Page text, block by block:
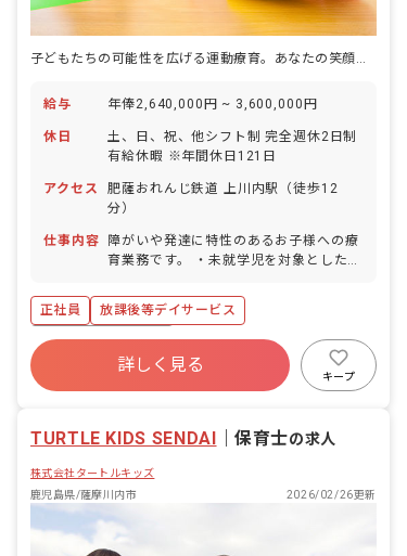
子どもたちの可能性を広げる運動療育。あなたの笑顔が輝く場所。
給与 年俸2,640,000円 ~ 3,600,000円
休日
土、日、祝、他シフト制 完全週休2日制
有給休暇 ※年間休日121日
アクセス
肥薩おれんじ鉄道 上川内駅（徒歩12
分）
仕事内容
障がいや発達に特性のあるお子様への療
育業務です。 ・未就学児を対象とした児
課後等デイサービス 「タートル体力運動
能力開発ラボ TURTLE KIDS」は運動療
育施設です。 株式会社ケイ・ティーのキ
ッズスポーツ事業部で培った35年以上の
経験と実績を基に、身体を動かすことを
通して「できた」という成功体験を増や
す。 運動を通して、お子様たちの成長を
す。
正社員
放課後等デイサービス
ボーナス・賞与あり
寮・住宅・家賃補助あり
社会保険完備
詳しく見る
キープ
TURTLE KIDS SENDAI ｜保育士の求人
株式会社タートルキッズ
鹿児島県/薩摩川内市
2026/02/26更新